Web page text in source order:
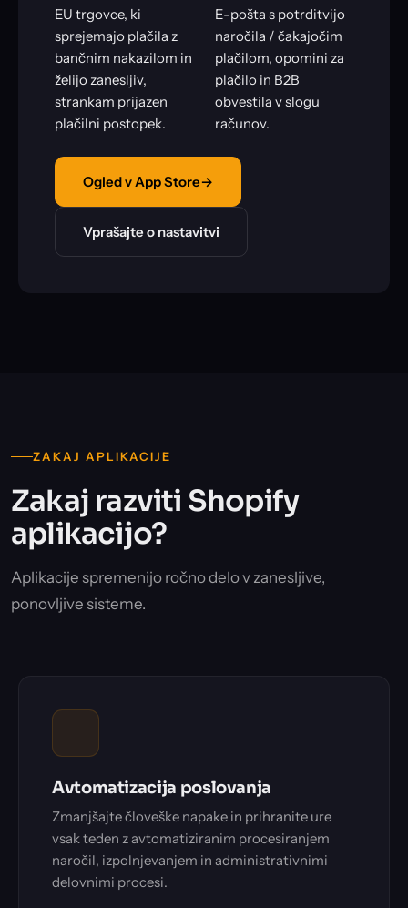
EU trgovce, ki
sprejemajo plačila z
bančnim nakazilom in
želijo zanesljiv,
strankam prijazen
plačilni postopek.
E-pošta s potrditvijo
naročila / čakajočim
plačilom, opomini za
plačilo in B2B
obvestila v slogu
računov.
Ogled v App Store→
Vprašajte o nastavitvi
ZAKAJ APLIKACIJE
Zakaj razviti Shopify
aplikacijo?
Aplikacije spremenijo ročno delo v zanesljive,
ponovljive sisteme.
Avtomatizacija poslovanja
Zmanjšajte človeške napake in prihranite ure
vsak teden z avtomatiziranim procesiranjem
naročil, izpolnjevanjem in administrativnimi
delovnimi procesi.